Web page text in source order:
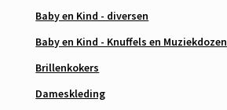
Baby en Kind - diversen
Baby en Kind - Knuffels en Muziekdozen
Brillenkokers
Dameskleding